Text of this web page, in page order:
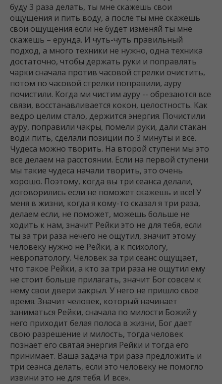
буду 3 раза делать, ты мне скажешь свои
ощущения и пить воду, а после ты мне скажешь
свои ощущения если не будет изменяй ты мне
скажешь – ерунда. И чуть-чуть правильный
подход, а много техники не нужно, одна техника
достаточно, чтобы держать руки и поправлять
чарки сначала против часовой стрелки очистить,
потом по часовой стрелки поправили, ауру
почистили. Когда ми чистим ауру -- обрезаются все
связи, восстанавливается кокон, целостность. Как
ведро целим стало, держится энергия. Почистили
ауру, поправили чакры, помели руки, дали стакан
води пить, сделали позиции по 3 минуты и все.
Чудеса можно творить. На второй ступени мы это
все делаем на расстоянии. Если на первой ступени
мы такие чудеса начали творить, это очень
хорошо. Поэтому, когда вы три сеанса делали,
договорились если не поможет скажешь и все! У
меня в жизни, когда я кому-то сказал я три раза,
делаем если, не поможет, можешь больше не
ходить к нам, значит Рейки это не для тебя, если
ты за три раза нечего не ощутил, значит этому
человеку нужно не Рейки, а к психологу,
невропатологу. Человек за три сеанс ощущает,
что такое Рейки, а кто за три раза не ощутил ему
не стоит больше прилагать, значит Бог совсем к
нему свои двери закрыл. У него не пришло свое
время. Значит человек, который начинает
заниматься Рейки, сначала по милости Божий у
него приходит белая полоса в жизни, Бог дает
свою разрешение и милость, тогда человек
познает его святая энергия Рейки и тогда его
принимает. Ваша задача три раза предложить и
три сеанса делать, если это человеку не помогло
извини это не для тебя. И все».